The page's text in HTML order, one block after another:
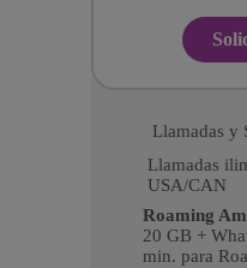
Llamadas y
Llamadas
USA/CAN
Roaming
20 GB +
min. para